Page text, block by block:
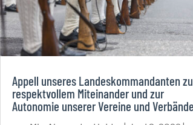
Appell unseres Landeskommandanten zu
respektvollem Miteinander und zur
Autonomie unserer Vereine und Verbände